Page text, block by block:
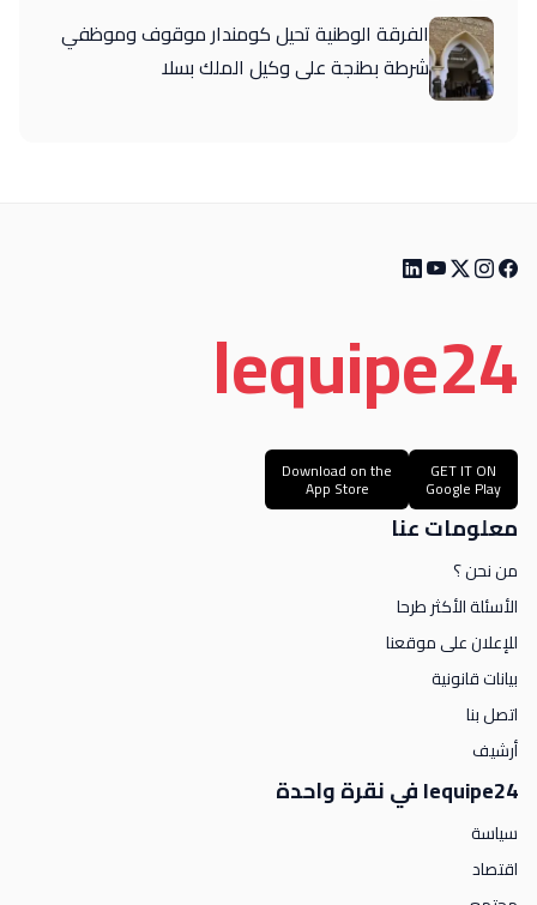
الفرقة الوطنية تحيل كومندار موقوف وموظفي
شرطة بطنجة على وكيل الملك بسلا
lequipe24
GET IT ON
Google Play
Download on the
App Store
معلومات عنا
من نحن ؟
الأسئلة الأكثر طرحا
للإعلان على موقعنا
بيانات قانونية
اتصل بنا
أرشيف
lequipe24 في نقرة واحدة
سياسة
اقتصاد